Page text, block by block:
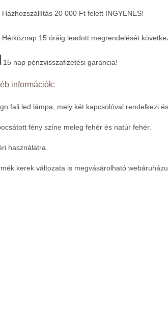
Házhozszállítás 20 000 Ft felett INGYENES!
Hétköznap 15 óráig leadott megrendelését
15 nap pénzvisszafizetési garancia!
információk:
fali led lámpa, mely két kapcsolóval rendelkezi
fény színe meleg fehér és natúr fehér.
használatra.
kerek változata is megvásárolható